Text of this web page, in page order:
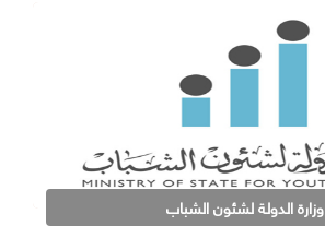
وزارة الدولة لشئون الشباب